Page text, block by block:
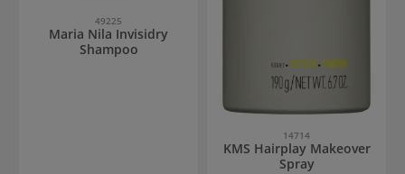
49225
Maria Nila Invisidry
Shampoo
14714
KMS Hairplay Makeover
Spray